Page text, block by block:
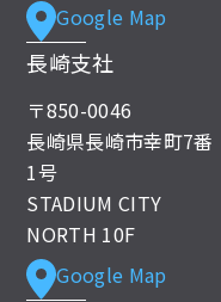
Google Map
長崎支社
〒850-0046
長崎県長崎市幸町7番
1号
STADIUM CITY
NORTH 10F
Google Map